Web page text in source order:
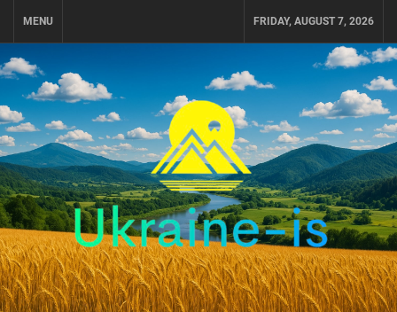
MENU FRIDAY, AUGUST 7, 2026
UKRAINE-IS
ПУТЕШЕСТВИЕ ПО УКРАИНЕ